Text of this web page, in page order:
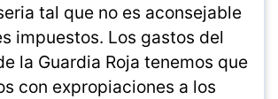
tal que no es aconsejable
impuestos. Los gastos del
la Guardia Roja tenemos que
con expropiaciones a los